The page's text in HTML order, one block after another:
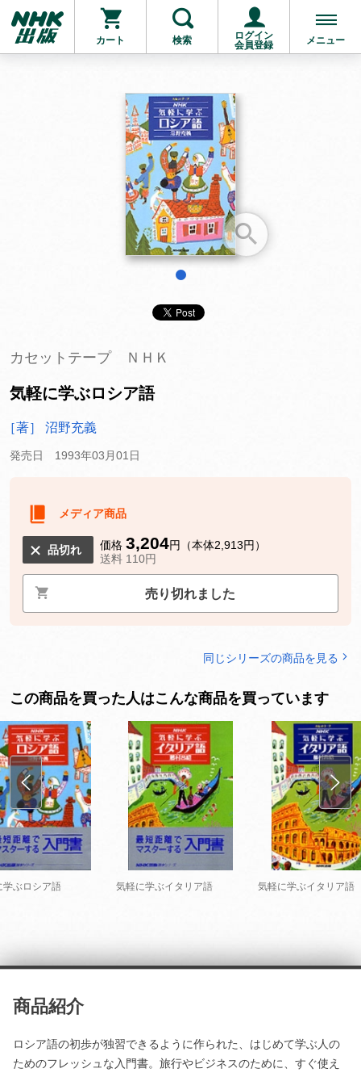
カート 検索
ログイン
会員登録
メニュー
お支払いに進む
他にも商品を買う
カセットテープ ＮＨＫ
気軽に学ぶロシア語
［著］ 沼野充義
発売日 1993年03月01日
メディア商品
品切れ 価格 3,204円（本体2,913円）
送料 110円
売り切れました
同じシリーズの商品を見る
この商品を買った人はこんな商品を買っています
学ぶロシア語 気軽に学ぶイタリア語 気軽に学ぶイタリア語
商品紹介
ロシア語の初歩が独習できるように作られた、はじめて学ぶ人の
ためのフレッシュな入門書。旅行やビジネスのために、すぐ使え